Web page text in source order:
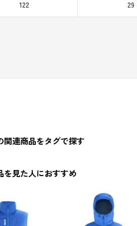
122 29
関連商品をタグで探す
を見た人におすすめ